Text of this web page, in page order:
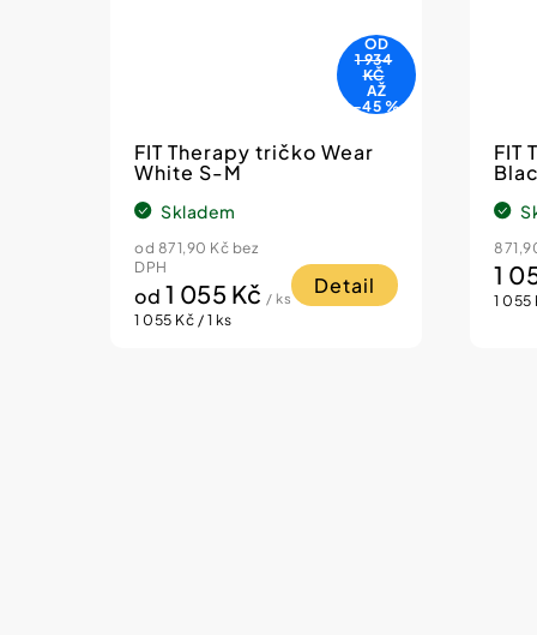
OD
1 934
KČ
AŽ
–45 %
FIT Therapy tričko Wear
White S-M
Skladem
od 871,90 Kč bez
DPH
od 1 055 Kč / ks
Měrná
1 055 Kč / 1 ks
Detail
FIT
1
Měrná
1 055